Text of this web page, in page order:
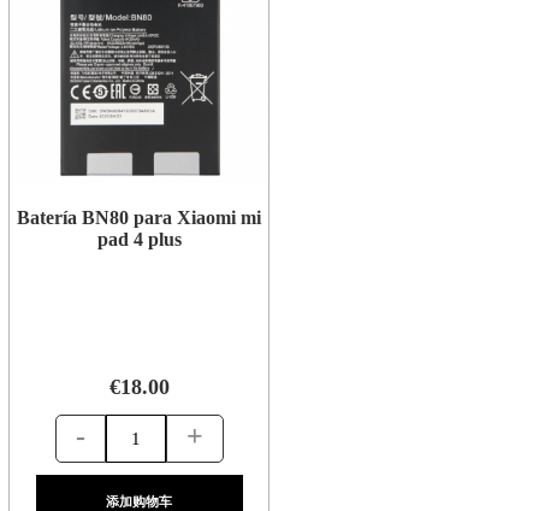
Batería BN80 para Xiaomi mi
pad 4 plus
€18.00
- +
添加购物车